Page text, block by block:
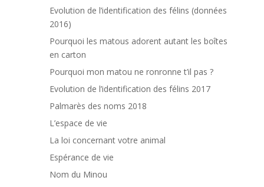
Evolution de l’identification des félins (données
2016)
Pourquoi les matous adorent autant les boîtes
en carton
Pourquoi mon matou ne ronronne t’il pas ?
Evolution de l’identification des félins 2017
Palmarès des noms 2018
L’espace de vie
La loi concernant votre animal
Espérance de vie
Nom du Minou